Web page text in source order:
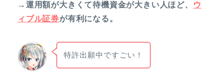
→運用額が大きくて待機資金が大きい人ほど、
ウ
ィブル証券が有利になる。
特許出願中ですごい！